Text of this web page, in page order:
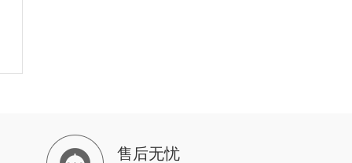
售后无忧